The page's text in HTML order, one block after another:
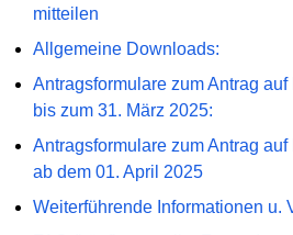
mitteilen
Allgemeine Downloads:
Antragsformulare zum Antrag
bis zum 31. März 2025:
Antragsformulare zum Antrag
ab dem 01. April 2025
Weiterführende Informationen u.